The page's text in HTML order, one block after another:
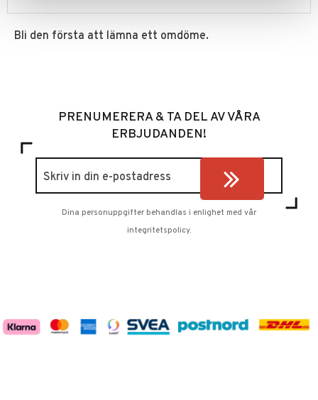
Bli den första att lämna ett omdöme.
PRENUMERERA & TA DEL AV VÅRA
ERBJUDANDEN!
Dina personuppgifter behandlas i enlighet med vår
integritetspolicy.